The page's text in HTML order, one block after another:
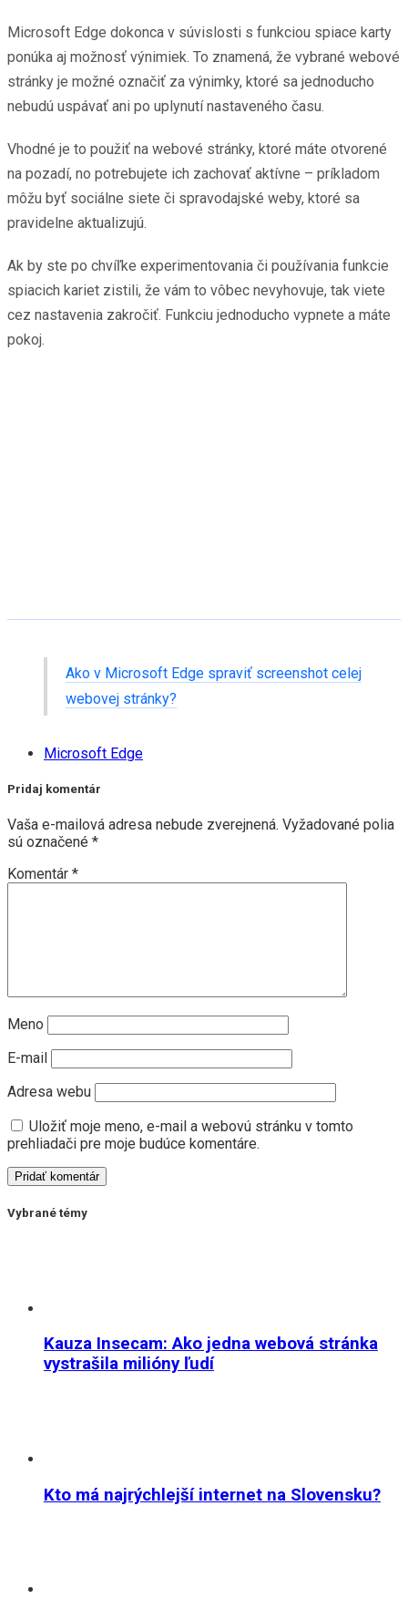
Microsoft Edge dokonca v súvislosti s funkciou spiace karty
ponúka aj možnosť výnimiek. To znamená, že vybrané webové
stránky je možné označiť za výnimky, ktoré sa jednoducho
nebudú uspávať ani po uplynutí nastaveného času.
Vhodné je to použiť na webové stránky, ktoré máte otvorené
na pozadí, no potrebujete ich zachovať aktívne – príkladom
môžu byť sociálne siete či spravodajské weby, ktoré sa
pravidelne aktualizujú.
Ak by ste po chvíľke experimentovania či používania funkcie
spiacich kariet zistili, že vám to vôbec nevyhovuje, tak viete
cez nastavenia zakročiť. Funkciu jednoducho vypnete a máte
pokoj.
Ako v Microsoft Edge spraviť screenshot celej
webovej stránky?
Microsoft Edge
Pridaj komentár
Vaša e-mailová adresa nebude zverejnená. Vyžadované polia
sú označené *
Komentár *
Meno
E-mail
Adresa webu
Uložiť moje meno, e-mail a webovú stránku v tomto
prehliadači pre moje budúce komentáre.
Vybrané témy
Kauza Insecam: Ako jedna webová stránka
vystrašila milióny ľudí
Kto má najrýchlejší internet na Slovensku?